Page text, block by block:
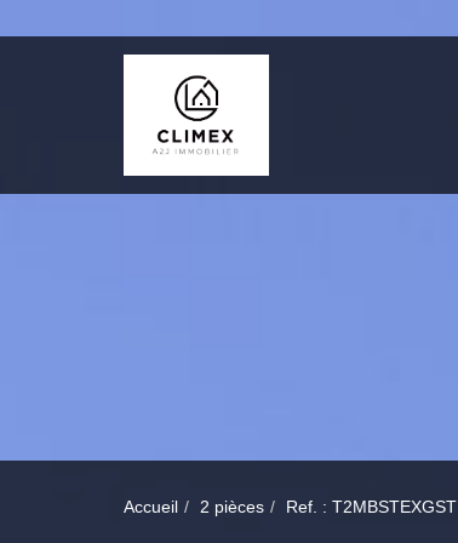
Accueil 2 pièces Ref. : T2MBSTEXGST